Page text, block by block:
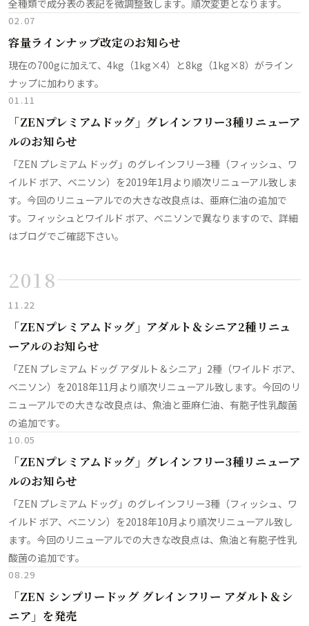
全種類で成分表の表記を微調整致します。順次変更となります。
02.07
容量ラインナップ改定のお知らせ
現在の700gに加えて、4kg（1kg×4）と8kg（1kg×8）がライン
ナップに加わります。
01.11
「ZENプレミアムドッグ」グレインフリー3種リニューア
ルのお知らせ
「ZEN プレミアム ドッグ」のグレインフリー3種（フィッシュ、ワ
イルド ボア、ベニソン）を2019年1月より順次リニューアル致しま
す。今回のリニューアルでの大きな改良点は、亜麻仁油の追加で
す。フィッシュとワイルド ボア、ベニソンで異なりますので、詳細
はブログでご確認下さい。
2018
11.22
「ZENプレミアムドッグ」アダルト＆シニア2種リニュ
ーアルのお知らせ
「ZEN プレミアム ドッグ アダルト＆シニア」2種（ワイルド ボア、
ベニソン）を2018年11月より順次リニューアル致します。今回のリ
ニューアルでの大きな改良点は、魚油と亜麻仁油、有胞子性乳酸菌
の追加です。
10.05
「ZENプレミアムドッグ」グレインフリー3種リニューア
ルのお知らせ
「ZEN プレミアム ドッグ」のグレインフリー3種（フィッシュ、ワ
イルド ボア、ベニソン）を2018年10月より順次リニューアル致し
ます。今回のリニューアルでの大きな改良点は、魚油と有胞子性乳
酸菌の追加です。
08.29
「ZEN シンプリードッグ グレインフリー アダルト＆シ
ニア」を発売